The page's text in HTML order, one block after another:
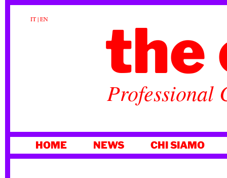
IT|EN the
Professional
AL
HOME NEWS CHI SIAMO